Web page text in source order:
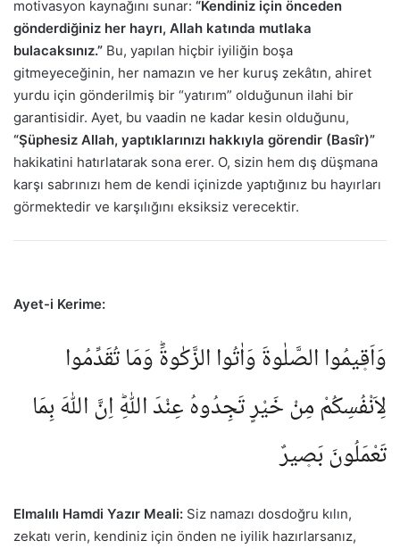
motivasyon kaynağını sunar: “Kendiniz için önceden
gönderdiğiniz her hayrı, Allah katında mutlaka
bulacaksınız.” Bu, yapılan hiçbir iyiliğin boşa
gitmeyeceğinin, her namazın ve her kuruş zekâtın, ahiret
yurdu için gönderilmiş bir “yatırım” olduğunun ilahi bir
garantisidir. Ayet, bu vaadin ne kadar kesin olduğunu,
“Şüphesiz Allah, yaptıklarınızı hakkıyla görendir (Basîr)”
hakikatini hatırlatarak sona erer. O, sizin hem dış düşmana
karşı sabrınızı hem de kendi içinizde yaptığınız bu hayırları
görmektedir ve karşılığını eksiksiz verecektir.
Ayet-i Kerime:
وَاَق۪يمُوا الصَّلٰوةَ وَاٰتُوا الزَّكٰوةَؕ وَمَا تُقَدِّمُوا
لِاَنْفُسِكُمْ مِنْ خَيْرٍ تَجِدُوهُ عِنْدَ اللّٰهِؕ اِنَّ اللّٰهَ بِمَا
تَعْمَلُونَ بَص۪يرٌ
Elmalılı Hamdi Yazır Meali: Siz namazı dosdoğru kılın,
zekatı verin, kendiniz için önden ne iyilik hazırlarsanız,